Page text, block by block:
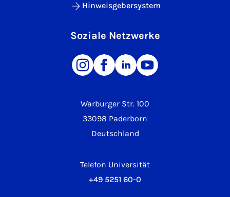
Warburger Str. 100
33098 Paderborn
Deutschland
Telefon Universität
+49 5251 60-0
Hinweisgebersystem
Soziale Netzwerke